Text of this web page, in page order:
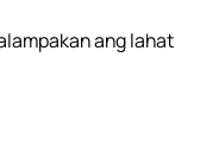
ang lahat